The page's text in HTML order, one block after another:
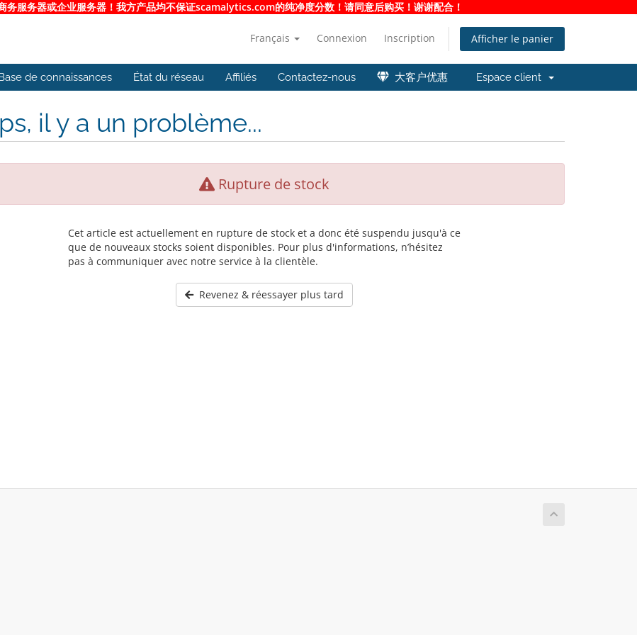
务服务器或企业服务器！我方产品均不保证scamalytics.com的纯净度分数！请同意后购买！谢谢配合！
Français Connexion Inscription Afficher le panier
de connaissances État du réseau Affiliés Contactez-nous 大客户优惠 Espace client
il y a un problème...
Rupture de stock
Cet article est actuellement en rupture de stock et a donc été suspendu jusqu'à ce
que de nouveaux stocks soient disponibles. Pour plus d'informations, n’hésitez
pas à communiquer avec notre service à la clientèle.
Revenez & réessayer plus tard